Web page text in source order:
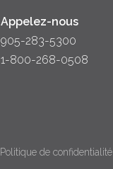
Appelez-nous
905-283-5300
1-800-268-0508
Politique de confidentialité